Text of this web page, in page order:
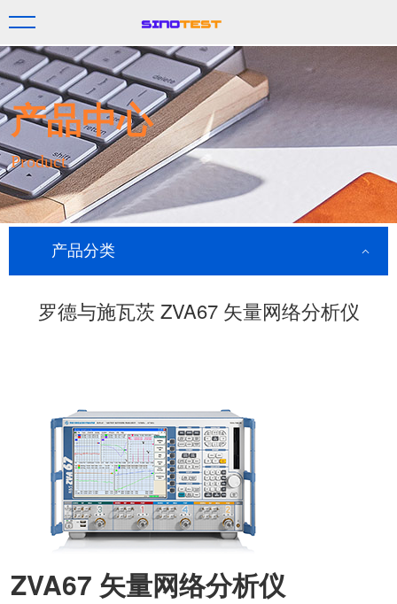
产品中心
Product
产品分类
罗德与施瓦茨 ZVA67 矢量网络分析仪
ZVA67 矢量网络分析仪